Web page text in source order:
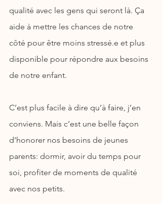
qualité avec les gens qui seront là. Ça
aide à mettre les chances de notre
côté pour être moins stressé.e et plus
disponible pour répondre aux besoins
de notre enfant.
C’est plus facile à dire qu’à faire, j’en
conviens. Mais c’est une belle façon
d’honorer nos besoins de jeunes
parents: dormir, avoir du temps pour
soi, profiter de moments de qualité
avec nos petits.